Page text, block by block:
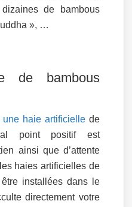
de bambous
», …
de bambous
une haie artificiellede
point positif est
ainsi que d’attente
haies artificielles de
installées dans le
directement votre